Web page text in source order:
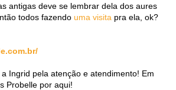
antigas deve se lembrar dela dos aures
todos fazendo uma visita pra ela, ok?
Ingrid pela atenção e atendimento! Em
Probelle por aqui!